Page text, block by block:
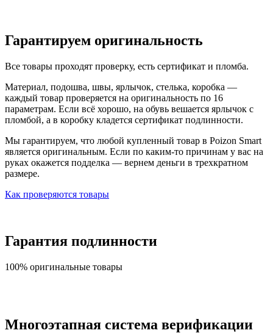
Гарантируем оригинальность
Все товары проходят проверку, есть сертификат и пломба.
Материал, подошва, швы, ярлычок, стелька, коробка —
каждый товар проверяется на оригинальность по 16
параметрам. Если всё хорошо, на обувь вешается ярлычок с
пломбой, а в коробку кладется сертификат подлинности.
Мы гарантируем, что любой купленный товар в Poizon Smart
является оригинальным. Если по каким-то причинам у вас на
руках окажется подделка — вернем деньги в трехкратном
размере.
Как проверяются товары
Гарантия подлинности
100% оригинальные товары
Многоэтапная система верификации